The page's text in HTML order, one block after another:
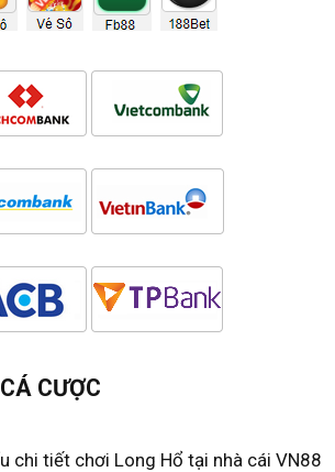
CƯỢC
chi tiết chơi Long Hổ tại nhà cái VN88